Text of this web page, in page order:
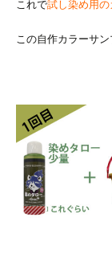
これで試し染め用の
この自作カラーサ